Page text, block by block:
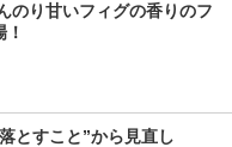
のり甘いフィグの香りのフ
とすこと”から見直し